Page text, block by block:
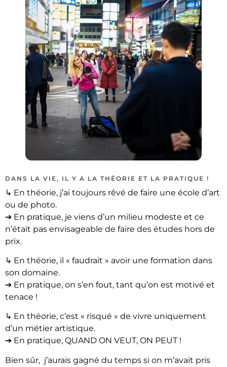
DANS LA VIE, IL Y A LA THÉORIE ET LA PRATIQUE !
↳ En théorie, j’ai toujours rêvé de faire une école d’art
ou de photo.
➔ En pratique, je viens d’un milieu modeste et ce
n’était pas envisageable de faire des études hors de
prix.
↳ En théorie, il « faudrait » avoir une formation dans
son domaine.
➔ En pratique, on s’en fout, tant qu’on est motivé et
tenace !
↳ En théorie, c’est « risqué » de vivre uniquement
d’un métier artistique.
➔ En pratique, QUAND ON VEUT, ON PEUT !
Bien sûr, j’aurais gagné du temps si on m’avait pris